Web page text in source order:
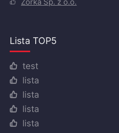
Lista TOP5
test
lista
lista
lista
lista